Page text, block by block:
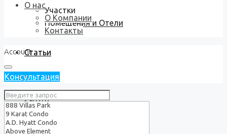
Участки
Помещения и Отели
Статьи
Услуги
О нас
О Компании
Контакты
Account
Консультация